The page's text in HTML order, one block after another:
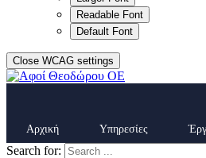
Readable Font
Default Font
Close WCAG settings
Αρχική Υπηρεσίες
Search for: